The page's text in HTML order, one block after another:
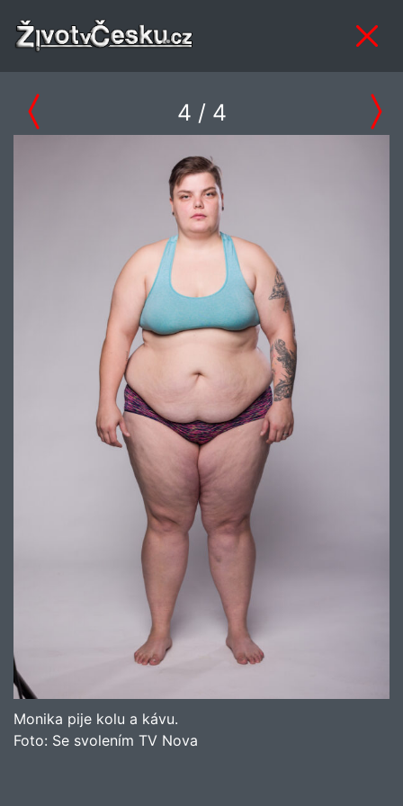
4 / 4
Monika pije kolu a kávu.
Foto: Se svolením TV Nova